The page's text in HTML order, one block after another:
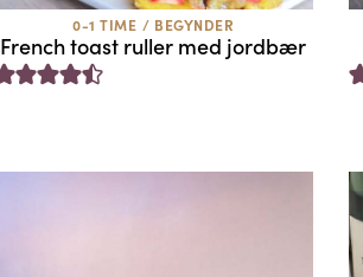
0-1 TIME / BEGYNDER
French toast ruller med jordbær